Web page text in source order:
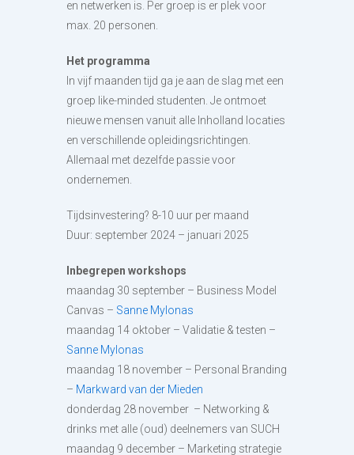
en netwerken is. Per groep is er plek voor
max. 20 personen.
Het programma
In vijf maanden tijd ga je aan de slag met een
groep like-minded studenten. Je ontmoet
nieuwe mensen vanuit alle Inholland locaties
en verschillende opleidingsrichtingen.
Allemaal met dezelfde passie voor
ondernemen.
Tijdsinvestering? 8-10 uur per maand
Duur: september 2024 – januari 2025
Inbegrepen workshops
maandag 30 september – Business Model
Canvas – Sanne Mylonas
maandag 14 oktober – Validatie & testen –
Sanne Mylonas
maandag 18 november – Personal Branding
– Markward van der Mieden
donderdag 28 november – Networking &
drinks met alle (oud) deelnemers van SUCH
maandag 9 december – Marketing strategie